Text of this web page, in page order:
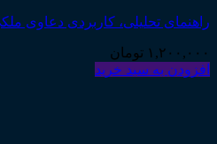
راهنمای تحلیلی، کاربردی دعاوی
۱,۲۰۰,۰۰۰ تومان
افزودن به سبد خرید